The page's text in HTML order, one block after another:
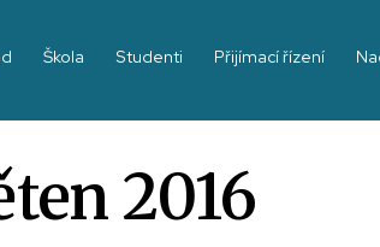
Škola Studenti Přijímací řízení
2016